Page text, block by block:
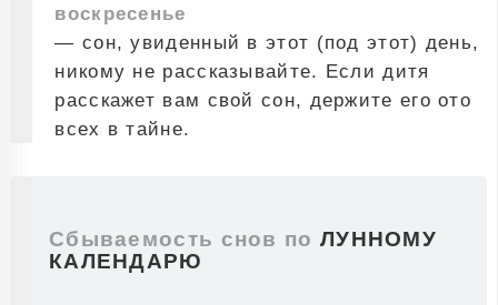
воскресенье
— сон, увиденный в этот (под этот) день,
никому не рассказывайте. Если дитя
расскажет вам свой сон, держите его ото
всех в тайне.
Сбываемость снов по ЛУННОМУ
КАЛЕНДАРЮ